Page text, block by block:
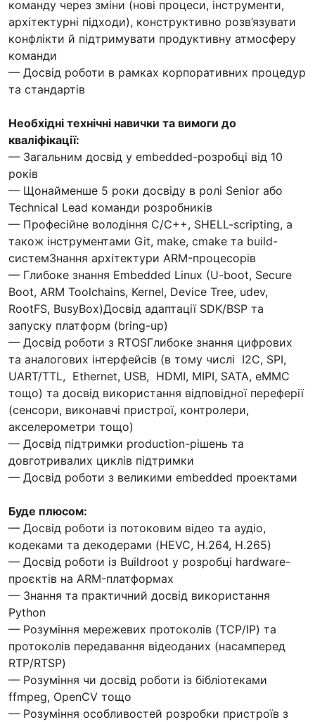
команду через зміни (нові процеси, інструменти,
архітектурні підходи), конструктивно розв’язувати
конфлікти й підтримувати продуктивну атмосферу
команди
— Досвід роботи в рамках корпоративних процедур
та стандартів
Необхідні технічні навички та вимоги до
кваліфікації:
— Загальним досвід у embedded-розробці від 10
років
— Щонайменше 5 роки досвіду в ролі Senior або
Technical Lead команди розробників
— Професійне володіння С/С++, SHELL-scripting, а
також інструментами Git, make, cmake та build-
системЗнання архітектури ARM-процесорів
— Глибоке знання Embedded Linux (U-boot, Secure
Boot, ARM Toolchains, Kernel, Device Tree, udev,
RootFS, BusyBox)Досвід адаптації SDK/BSP та
запуску платформ (bring-up)
— Досвід роботи з RTOSГлибоке знання цифрових
та аналогових інтерфейсів (в тому числі I2C, SPI,
UART/TTL, Ethernet, USB, HDMI, MIPI, SATA, eMMC
тощо) та досвід використання відповідної переферії
(сенсори, виконавчі пристрої, контролери,
акселерометри тощо)
— Досвід підтримки production-рішень та
довготривалих циклів підтримки
— Досвід роботи з великими embedded проектами
Буде плюсом:
— Досвід роботи із потоковим відео та аудіо,
кодеками та декодерами (HEVC, H.264, H.265)
— Досвід роботи із Buildroot у розробці hardware-
проєктів на ARM-платформах
— Знання та практичний досвід використання
Python
— Розуміння мережевих протоколів (TCP/IP) та
протоколів передавання відеоданих (насамперед
RTP/RTSP)
— Розуміння чи досвід роботи із бібліотеками
ffmpeg, OpenCV тощо
— Розуміння особливостей розробки пристроїв з